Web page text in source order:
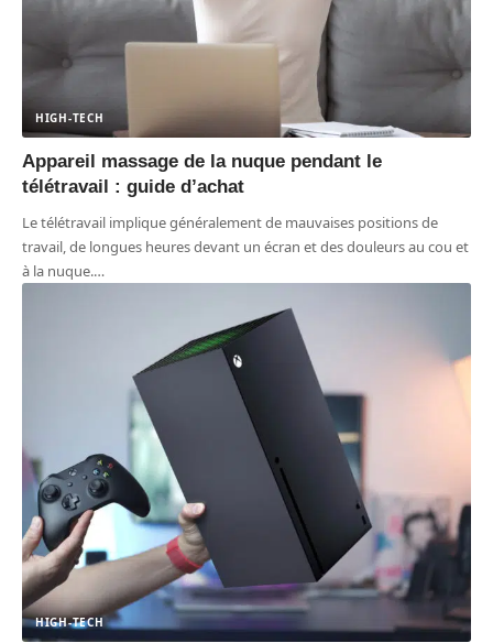
HIGH-TECH
Appareil massage de la nuque pendant le
télétravail : guide d’achat
Le télétravail implique généralement de mauvaises positions de
travail, de longues heures devant un écran et des douleurs au cou et
à la nuque.…
HIGH-TECH